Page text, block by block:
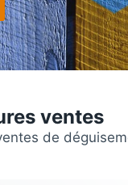
ventes
de